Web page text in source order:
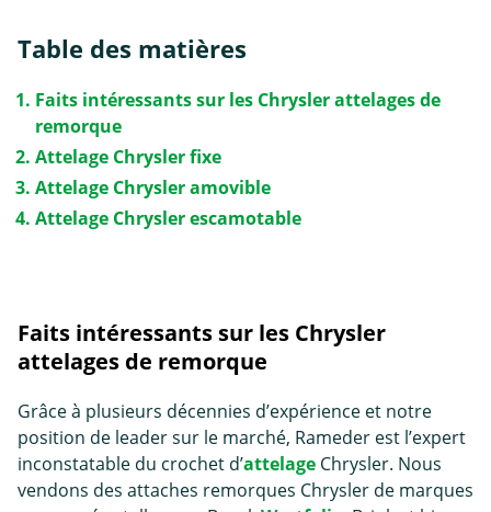
Table des matières
Faits intéressants sur les Chrysler attelages de
remorque
Attelage Chrysler fixe
Attelage Chrysler amovible
Attelage Chrysler escamotable
Faits intéressants sur les Chrysler
attelages de remorque
Grâce à plusieurs décennies d’expérience et notre
position de leader sur le marché, Rameder est l’expert
inconstatable du crochet d’attelage Chrysler. Nous
vendons des attaches remorques Chrysler de marques